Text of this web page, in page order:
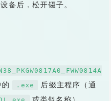
备后，松开镊子。
的 .exe
后缀主程序（通